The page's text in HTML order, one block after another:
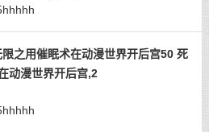
限之用催眠术在动漫世界开后宫50 死
动漫世界开后宫,2